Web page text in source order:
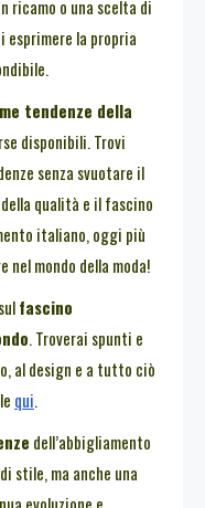
ricamo o una scelta di
esprimere la propria
tendenze della
disponibili. Trovi
senza svuotare il
qualità e il fascino
italiano, oggi più
nel mondo della moda!
fascino
. Troverai spunti e
al design e a tutto ciò
qui.
dell’abbigliamento
stile, ma anche una